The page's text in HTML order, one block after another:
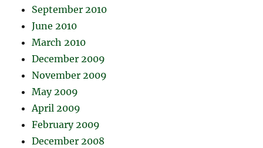
September 2010
June 2010
March 2010
December 2009
November 2009
May 2009
April 2009
February 2009
December 2008